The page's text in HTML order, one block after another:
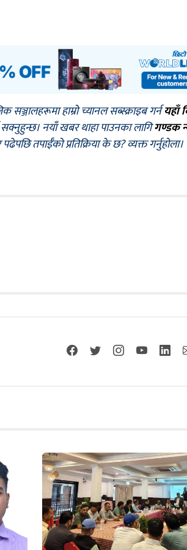
सञ्जालहरूमा हाम्रो च्यानल सब्स्क्राइब गर्नयहाँ
सक्नुहुन्छ। नयाँ खबर थाहा पाउनका लागिगण्डक
तपाईँको प्रतिक्रिया के छ? व्यक्त गर्नुहोला।